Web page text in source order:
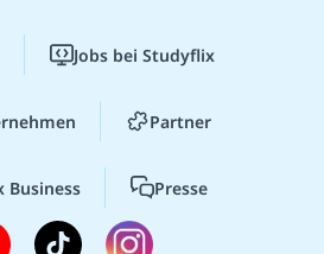
Jobs bei Studyflix
Partner
Business Presse